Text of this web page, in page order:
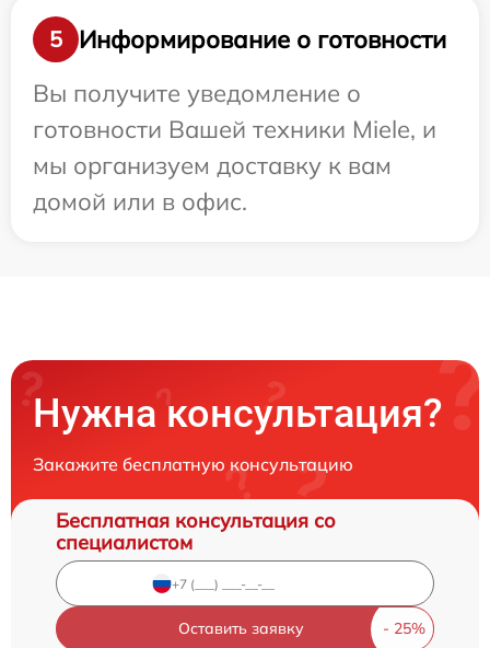
5
Информирование о готовности
Вы получите уведомление о
готовности Вашей техники Miele, и
мы организуем доставку к вам
домой или в офис.
Нужна консультация?
Закажите бесплатную консультацию
Бесплатная консультация со
специалистом
Оставить заявку